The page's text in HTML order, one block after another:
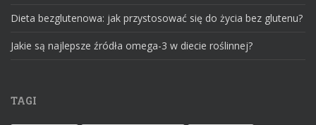
Dieta bezglutenowa: jak przystosować się do życia bez glutenu?
Jakie są najlepsze źródła omega-3 w diecie roślinnej?
TAGI